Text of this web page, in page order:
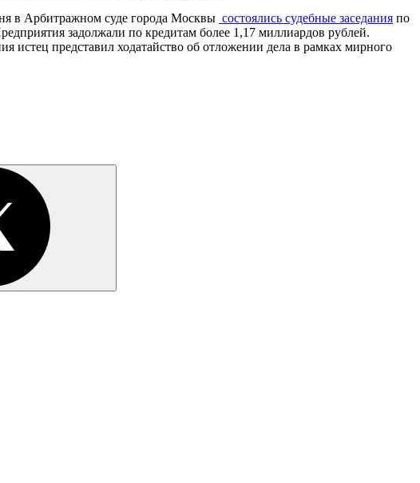
в Арбитражном суде города Москвы состоялись судебные заседания по
задолжали по кредитам более 1,17 миллиардов рублей.
истец представил ходатайство об отложении дела в рамках мирного